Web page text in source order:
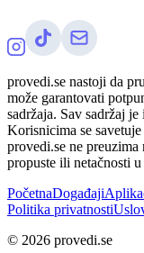
provedi.se nastoji da
može garantovati
sadržaja. Sav sadržaj
Korisnicima se
provedi.se ne
propuste ili netačnosti
PočetnaDogađaji
Politika privatnosti
© 2026 provedi.se